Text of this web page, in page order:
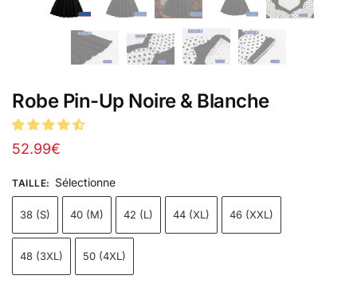
Robe Pin-Up Noire & Blanche
52.99€
TAILLE: Sélectionne
38 (S) 40 (M) 42 (L) 44 (XL) 46 (XXL)
48 (3XL) 50 (4XL)